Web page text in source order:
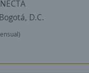
D.C.